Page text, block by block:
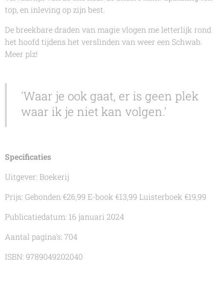
top, en inleving op zijn best.
De breekbare draden van magievlogen me letterlijk rond
het hoofd tijdens het verslinden van weer een Schwab.
Meer plz!
'Waar je ook gaat, er is geen plek
waar ik je niet kan volgen.'
Specificaties
Uitgever: Boekerij
Prijs: Gebonden €26,99 E-book €13,99 Luisterboek €19,99
Publicatiedatum: 16 januari 2024
Aantal pagina's: 704
ISBN: 9789049202040